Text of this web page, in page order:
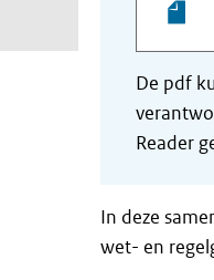
De pdf
Reader
In deze
wet- en